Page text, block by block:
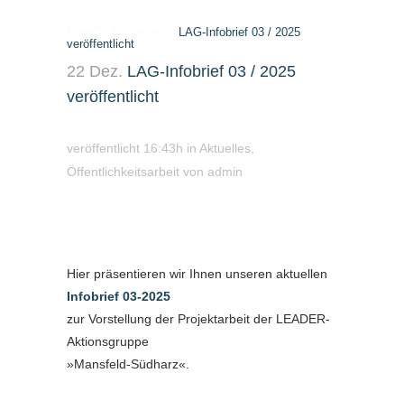
LAG-Infobrief 03 / 2025
veröffentlicht
22 Dez. LAG-Infobrief 03 / 2025
veröffentlicht
veröffentlicht 16:43h in Aktuelles
Öffentlichkeitsarbeit von admin
Hier präsentieren wir Ihnen unseren aktuellen
Infobrief 03-2025
zur Vorstellung der Projektarbeit der LEADER-
Aktionsgruppe
»Mansfeld-Südharz«.